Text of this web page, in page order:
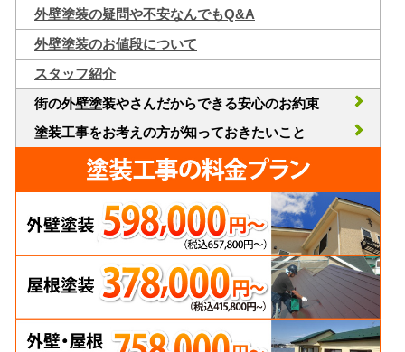
外壁塗装の疑問や不安なんでもQ&A
外壁塗装のお値段について
スタッフ紹介
街の外壁塗装やさんだからできる安心のお約束
塗装工事をお考えの方が知っておきたいこと